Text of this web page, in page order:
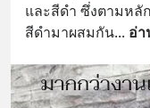
และสีดำ ซึ่งตามหลั
สีดำมาผสมกัน... อ่